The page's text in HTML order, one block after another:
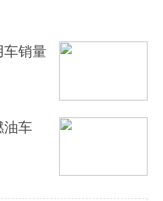
车销量
油车